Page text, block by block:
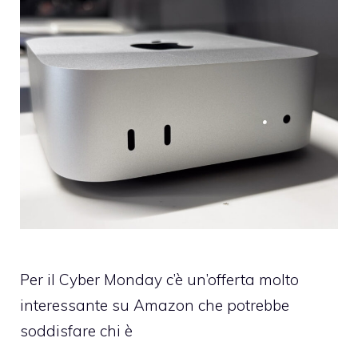
Per il Cyber Monday c’è un’offerta molto
interessante su Amazon che potrebbe
soddisfare chi è